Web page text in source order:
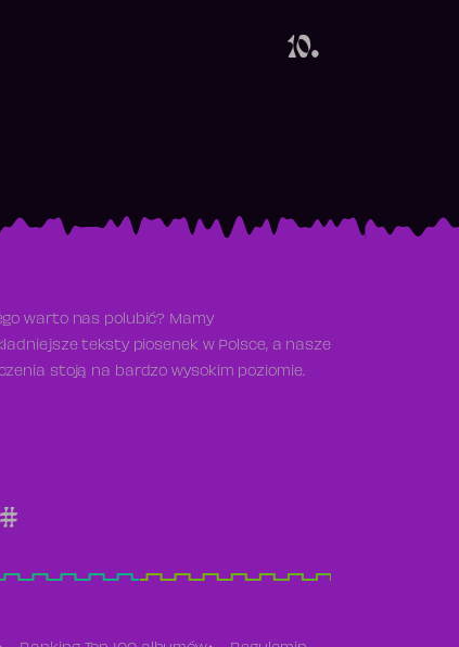
10.
warto nas polubić? Mamy
teksty piosenek w Polsce, a nasze
stoją na bardzo wysokim poziomie.